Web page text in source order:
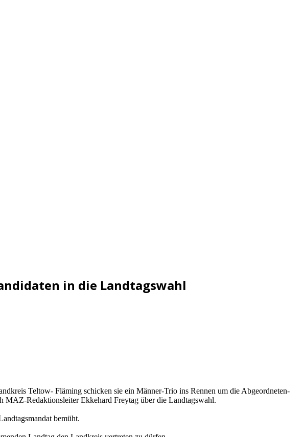
in die Landtagswahl
Teltow- Fläming schicken sie ein Männer-Trio ins Rennen um die Abgeordneten-
Redaktionsleiter Ekkehard Freytag über die Landtagswahl.
bemüht.